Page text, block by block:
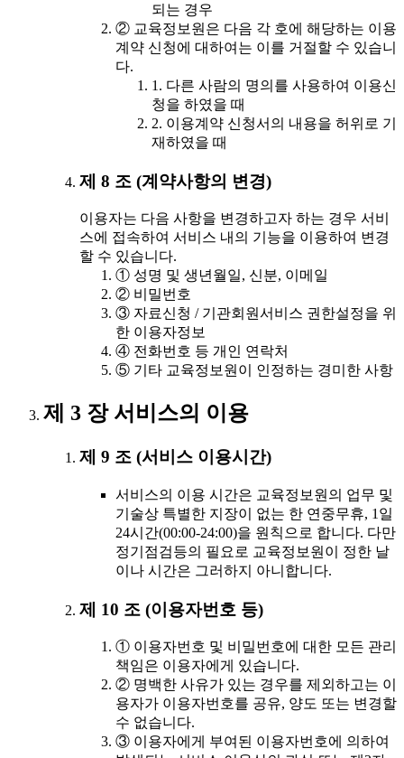
되는 경우
② 교육정보원은 다음 각 호에 해당하는 이용
계약 신청에 대하여는 이를 거절할 수 있습니
다.
1. 다른 사람의 명의를 사용하여 이용신
청을 하였을 때
2. 이용계약 신청서의 내용을 허위로 기
재하였을 때
제 8 조 (계약사항의 변경)
이용자는 다음 사항을 변경하고자 하는 경우 서비
스에 접속하여 서비스 내의 기능을 이용하여 변경
할 수 있습니다.
① 성명 및 생년월일, 신분, 이메일
② 비밀번호
③ 자료신청 / 기관회원서비스 권한설정을 위
한 이용자정보
④ 전화번호 등 개인 연락처
⑤ 기타 교육정보원이 인정하는 경미한 사항
제 3 장 서비스의 이용
제 9 조 (서비스 이용시간)
서비스의 이용 시간은 교육정보원의 업무 및
기술상 특별한 지장이 없는 한 연중무휴, 1일
24시간(00:00-24:00)을 원칙으로 합니다. 다만
정기점검등의 필요로 교육정보원이 정한 날
이나 시간은 그러하지 아니합니다.
제 10 조 (이용자번호 등)
① 이용자번호 및 비밀번호에 대한 모든 관리
책임은 이용자에게 있습니다.
② 명백한 사유가 있는 경우를 제외하고는 이
용자가 이용자번호를 공유, 양도 또는 변경할
수 없습니다.
③ 이용자에게 부여된 이용자번호에 의하여